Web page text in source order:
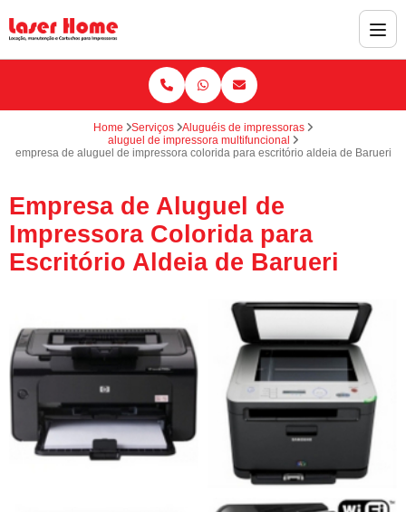
Home Serviços
Aluguéis de impressoras
aluguel de impressora multifuncional
empresa de aluguel de impressora colorida para escritório aldeia de Barueri
Empresa de Aluguel de
Impressora Colorida para
Escritório Aldeia de Barueri